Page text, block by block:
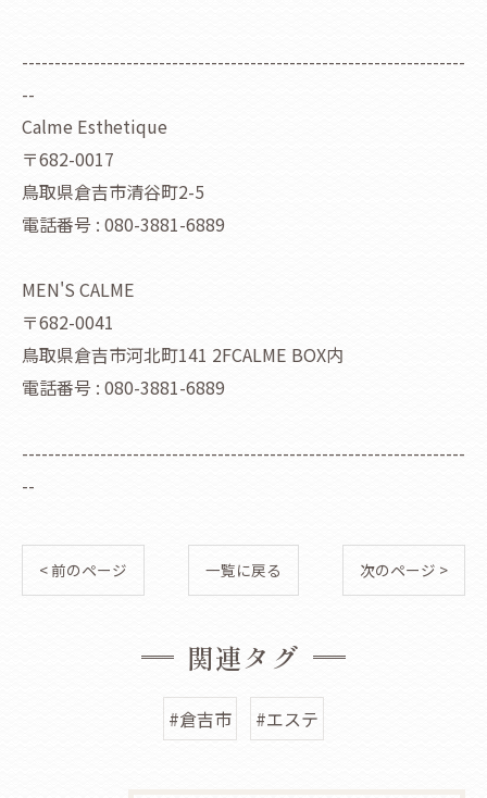
--------------------------------------------------------------------
--
Calme Esthetique
〒682-0017
鳥取県倉吉市清谷町2-5
電話番号 : 080-3881-6889
MEN'S CALME
〒682-0041
鳥取県倉吉市河北町141 2FCALME BOX内
電話番号 : 080-3881-6889
--------------------------------------------------------------------
--
< 前のページ 一覧に戻る 次のページ >
関連タグ
#倉吉市 #エステ